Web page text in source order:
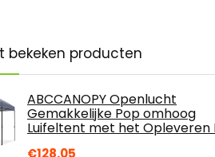
bekeken producten
ABCCANOPY Openlucht
Gemakkelijke Pop omhoog
Luifeltent met het Opleveren
€128.05